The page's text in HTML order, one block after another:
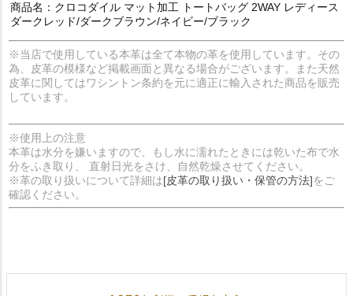
商品名：クロコダイル マット加工 トートバッグ 2WAY レディース
ダークレッド/ダークブラウン/ネイビー/ブラック
※当店で使用している本革は全て本物の革を使用しています。その
為、皮革の模様など掲載画面と異なる場合がございます。また天然
皮革に関してはワシントン条約を元に適正に輸入された商品を販売
しています。
※使用上の注意
本革は水分を嫌いますので、もし水に濡れたときには乾いた布で水
分をふき取り、 直射日光をさけ、自然乾燥させてください。
※革の取り扱いについて詳細は[皮革の取り扱い・保管の方法]をご
確認ください。